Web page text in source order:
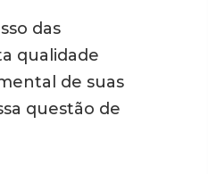
das
qualidade
de suas
questão de